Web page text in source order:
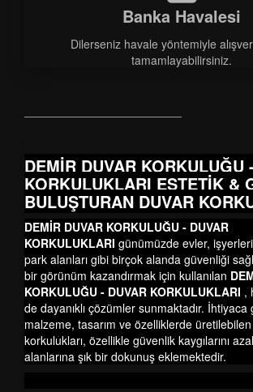
Banka Havalesi
Dilerseniz havale yöntemiyle
tamamlayabilirsiniz.
DEMİR DUVAR KORKULUĞU
KORKULUKLARI ESTETİK &
BULUŞTURAN DUVAR
DEMİR DUVAR KORKULUĞU - DUVAR
KORKULUKLARI günümüzde evler,
park alanları gibi birçok alanda güvenliği
bir görünüm kazandırmak için kullanılan
KORKULUĞU - DUVAR KORKULUKLARI ,
de dayanıklı çözümler sunmaktadır. İhtiyaca
malzeme, tasarım ve özelliklerde
korkulukları, özellikle güvenlik kaygılarını
alanlarına şık bir dokunuş eklemektedir.